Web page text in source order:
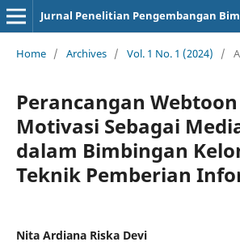
Jurnal Penelitian Pengembangan
Home / Archives / Vol. 1 No. 1 (2024) /
Perancangan
Motivasi Sebagai
dalam Bimbingan
Teknik Pemberian
Nita Ardiana Riska Devi